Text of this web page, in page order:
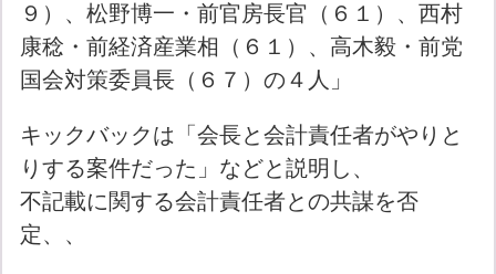
９）、松野博一・前官房長官（６１）、西村
康稔・前経済産業相（６１）、高木毅・前党
国会対策委員長（６７）の４人」
キックバックは「会長と会計責任者がやりと
りする案件だった」などと説明し、
不記載に関する会計責任者との共謀を否
定、、